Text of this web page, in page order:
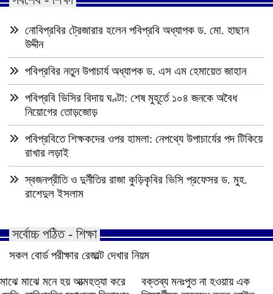
নোবিপ্রবির ট্রেজারার হলেন পবিপ্রবি অধ্যাপক ড. মো. হাছান
উদ্দীন
পবিপ্রবির নতুন উপাচার্য অধ্যাপক ড. এস এম হেমায়েত জাহান
পবিপ্রবি ভিসির বিদায় ঘণ্টা: শেষ মুহূর্তে ১০৪ জনকে অবৈধ
নিয়োগের তোড়জোড়
পবিপ্রবিতে শিক্ষকদের ওপর হামলা: নেপথ্যে উপাচার্যের পদ টিকিয়ে
রাখার লড়াই
স্বজনপ্রীতি ও দুর্নীতির রাজা কুড়িকৃবির ভিসি প্রফেসর ড. মুহ.
রাশেদুল ইসলাম
সর্বোচ্চ পঠিত - শিক্ষা
সকল বোর্ড পরীক্ষার রেজাল্ট দেখার নিয়ম
মাঝে মাঝে মনে হয় আত্মহত্যা করে
বক্তব্য মনঃপুত না হওয়ায় এক